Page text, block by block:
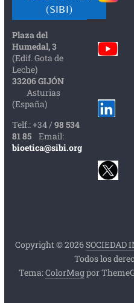
(SIBI)
Plaza del
Humedal, 3
(Edif. Gota de
Leche)
33206 GIJÓN
Asturias
(España)
Telf.: +34 / 98 534
81 85
Email:
bioetica@sibi.org
Copyright © 2026SOCIEDAD
Todos los
Tema:ColorMagpor